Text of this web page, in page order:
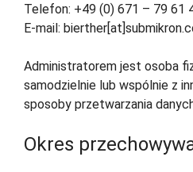
Telefon: +49 (0) 671 – 79 61
E-mail:
Administratorem jest osoba
samodzielnie lub wspólnie z
sposoby przetwarzania
Okres